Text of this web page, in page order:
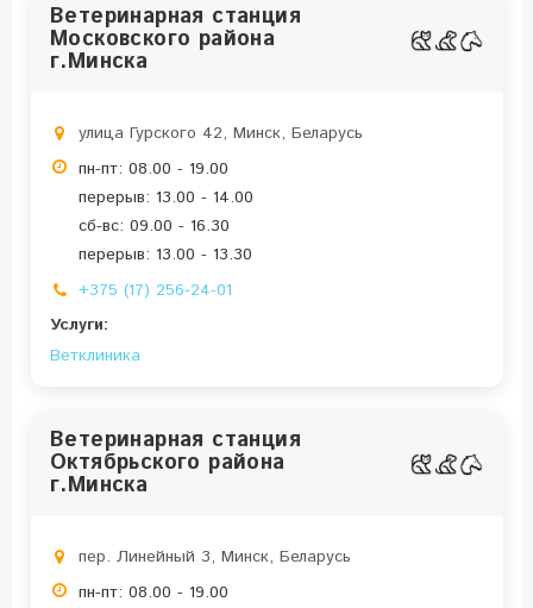
Ветеринарная станция
Московского района
г.Минска
улица Гурского 42, Минск, Беларусь
пн-пт: 08.00 - 19.00
перерыв: 13.00 - 14.00
сб-вс: 09.00 - 16.30
перерыв: 13.00 - 13.30
+375 (17) 256-24-01
Услуги:
Ветклиника
Ветеринарная станция
Октябрьского района
г.Минска
пер. Линейный 3, Минск, Беларусь
пн-пт: 08.00 - 19.00